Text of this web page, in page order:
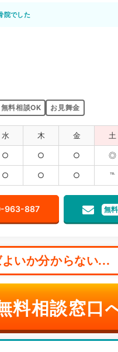
院でした
無料相談OK お見舞金
水 木 金 土
○ ○ ○ ◎
○ ○ ○ ℡
963-887 無料
いか分からない...
料相談窓口